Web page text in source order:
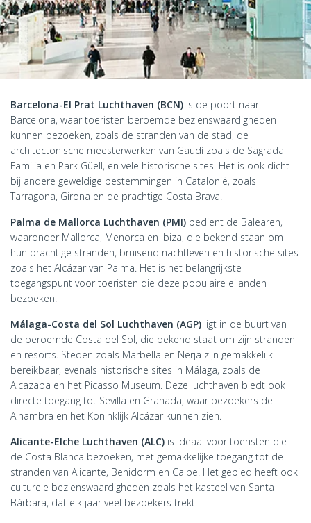
Barcelona-El Prat Luchthaven (BCN) is de poort naar
Barcelona, waar toeristen beroemde bezienswaardigheden
kunnen bezoeken, zoals de stranden van de stad, de
architectonische meesterwerken van Gaudí zoals de Sagrada
Familia en Park Güell, en vele historische sites. Het is ook dicht
bij andere geweldige bestemmingen in Catalonië, zoals
Tarragona, Girona en de prachtige Costa Brava.
Palma de Mallorca Luchthaven (PMI) bedient de Balearen,
waaronder Mallorca, Menorca en Ibiza, die bekend staan om
hun prachtige stranden, bruisend nachtleven en historische sites
zoals het Alcázar van Palma. Het is het belangrijkste
toegangspunt voor toeristen die deze populaire eilanden
bezoeken.
Málaga-Costa del Sol Luchthaven (AGP) ligt in de buurt van
de beroemde Costa del Sol, die bekend staat om zijn stranden
en resorts. Steden zoals Marbella en Nerja zijn gemakkelijk
bereikbaar, evenals historische sites in Málaga, zoals de
Alcazaba en het Picasso Museum. Deze luchthaven biedt ook
directe toegang tot Sevilla en Granada, waar bezoekers de
Alhambra en het Koninklijk Alcázar kunnen zien.
Alicante-Elche Luchthaven (ALC) is ideaal voor toeristen die
de Costa Blanca bezoeken, met gemakkelijke toegang tot de
stranden van Alicante, Benidorm en Calpe. Het gebied heeft ook
culturele bezienswaardigheden zoals het kasteel van Santa
Bárbara, dat elk jaar veel bezoekers trekt.